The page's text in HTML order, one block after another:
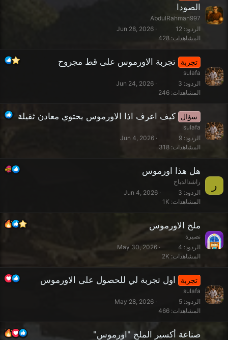
الصودا
AbdulRahman997
الردود 12
المشاهدات 428
Jun 28, 2026
تجربة تجربة الاورموس على قط مجروح
sulafa
الردود 3
المشاهدات 246
Jun 24, 2026
سؤال كيف اعرف اذا الاورموس يحتوي معادن ثقيلة
sulafa
الردود 9
المشاهدات 318
Jun 4, 2026
ر
هل هذا اورموس
راشدالدباح
الردود 3
المشاهدات 1K
Jun 4, 2026
ملح الاورموس
نصيرة
الردود 4
المشاهدات 2K
May 30, 2026
تجربة اول تجربة لي للحصول على الاورموس
sulafa
الردود 5
المشاهدات 466
May 28, 2026
صناعة أكسير الملح "اورموس"